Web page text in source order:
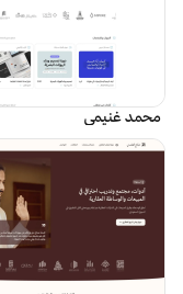
محمد غنيمي